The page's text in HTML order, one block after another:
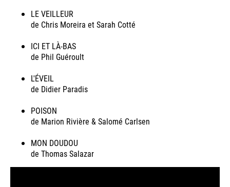
LE VEILLEUR
de Chris Moreira et Sarah Cotté
ICI ET LÀ-BAS
de Phil Guéroult
L'ÉVEIL
de Didier Paradis
POISON
de Marion Rivière & Salomé Carlsen
MON DOUDOU
de Thomas Salazar